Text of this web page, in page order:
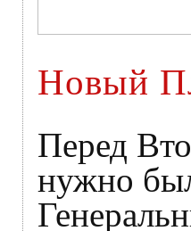
Новый
Перед
нужно